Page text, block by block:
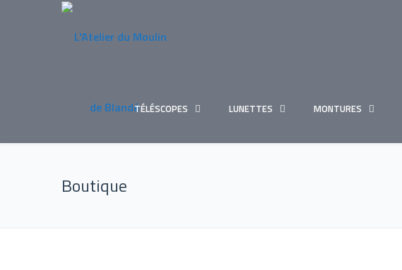
TÉLÉSCOPES LUNETTES MONTURES
Boutique